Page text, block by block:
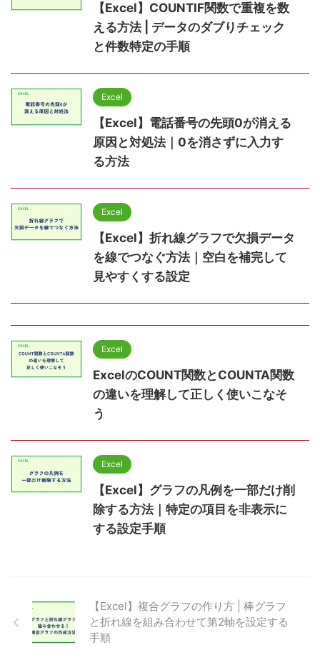
【Excel】COUNTIF関数で重複を数
える方法 | データのダブりチェック
と件数特定の手順
Excel
【Excel】電話番号の先頭0が消える
原因と対処法｜0を消さずに入力す
る方法
Excel
【Excel】折れ線グラフで欠損データ
を線でつなぐ方法｜空白を補完して
見やすくする設定
Excel
ExcelのCOUNT関数とCOUNTA関数
の違いを理解して正しく使いこなそ
う
Excel
【Excel】グラフの凡例を一部だけ削
除する方法｜特定の項目を非表示に
する設定手順
【Excel】複合グラフの作り方 | 棒グラフ
と折れ線を組み合わせて第2軸を設定する
手順